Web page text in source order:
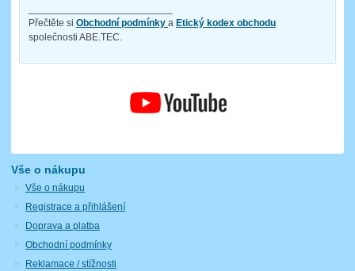
Přečtěte si Obchodní podmínky a Etický kodex obchodu
společnosti ABE.TEC.
Vše o nákupu
Vše o nákupu
Registrace a přihlášení
Doprava a platba
Obchodní podmínky
Reklamace / stížnosti